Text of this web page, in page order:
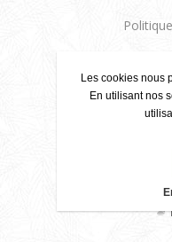
Les cookies nous
En utilisant nos